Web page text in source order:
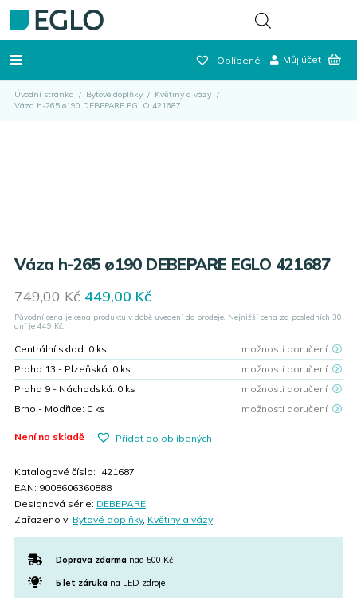
Oblíbené Můj účet
Úvodní stránka / Bytové doplňky / Květiny a vázy /
Váza h-265 ø190 DEBEPARE EGLO 421687
Váza h-265 ø190 DEBEPARE EGLO 421687
749,00Kč Original
price
was:
749,00 Kč.
449,00 KčCurrent
price
Původní cena je cena produktu v době uvedení do prodeje. Nejnižší cena za posledních 30
dní je 449 Kč.
Centrální sklad: 0 ks
možnosti doručení
Praha 13 - Plzeňská: 0 ks
možnosti doručení
Praha 9 - Náchodská: 0 ks
možnosti doručení
Brno - Modřice: 0 ks možnosti doručení
Není na skladě Přidat do oblíbených
Katalogové číslo: 421687
EAN: 9008606360888
Designová série: DEBEPARE
Zařazeno v: Bytové doplňky, Květiny a vázy
Doprava zdarma nad 500 Kč
5 let zárukana LED zdroje